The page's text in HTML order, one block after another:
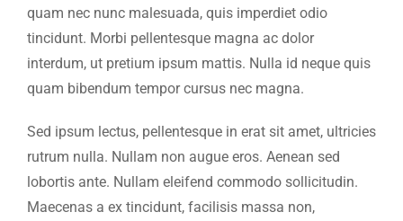
quam nec nunc malesuada, quis imperdiet odio
tincidunt. Morbi pellentesque magna ac dolor
interdum, ut pretium ipsum mattis. Nulla id neque quis
quam bibendum tempor cursus nec magna.
Sed ipsum lectus, pellentesque in erat sit amet, ultricies
rutrum nulla. Nullam non augue eros. Aenean sed
lobortis ante. Nullam eleifend commodo sollicitudin.
Maecenas a ex tincidunt, facilisis massa non,